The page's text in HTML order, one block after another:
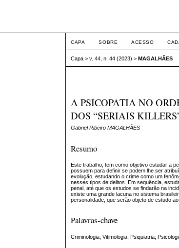
CAPA SOBRE ACESSO
Capa >v. 44, n. 44 (2023) >MAGALHÃES
A PSICOPATIA NO
DOS “SERIAIS
Gabriel Ribeiro MAGALHÃES
Resumo
Este trabalho, tem como objetivo estudar a
possuem para definir se podem lhe ser
evolução, estudando o crime como um
nesses tipos de delitos. Em sequência,
penal, até que os estudos se findarão na
existe uma grande lacuna no sistema
personalidade, que serão objeto de estudo
Palavras-chave
Criminologia; Vitimologia; Psiquiatria;